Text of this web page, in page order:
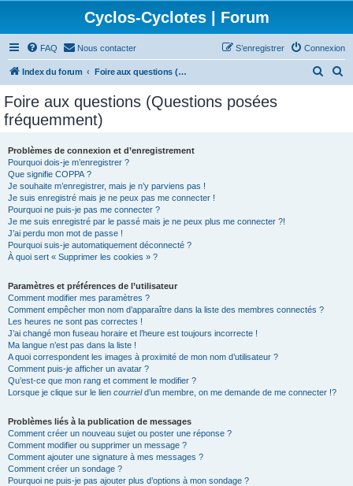
Cyclos-Cyclotes | Forum
FAQ Nous contacter Connexion
S’enregistrer
Index du forum Foire aux questions (Questions posées fréquemment)
Foire aux questions (Questions posées
fréquemment)
Problèmes de connexion et d’enregistrement
Pourquoi dois-je m’enregistrer ?
Que signifie COPPA ?
Je souhaite m’enregistrer, mais je n’y parviens pas !
Je suis enregistré mais je ne peux pas me connecter !
Pourquoi ne puis-je pas me connecter ?
Je me suis enregistré par le passé mais je ne peux plus me connecter ?!
J’ai perdu mon mot de passe !
Pourquoi suis-je automatiquement déconnecté ?
À quoi sert « Supprimer les cookies » ?
Paramètres et préférences de l’utilisateur
Comment modifier mes paramètres ?
Comment empêcher mon nom d’apparaître dans la liste des membres connectés ?
Les heures ne sont pas correctes !
J’ai changé mon fuseau horaire et l’heure est toujours incorrecte !
Ma langue n’est pas dans la liste !
A quoi correspondent les images à proximité de mon nom d’utilisateur ?
Comment puis-je afficher un avatar ?
Qu’est-ce que mon rang et comment le modifier ?
Lorsque je clique sur le lien courrield’un membre, on me demande de me connecter !?
Problèmes liés à la publication de messages
Comment créer un nouveau sujet ou poster une réponse ?
Comment modifier ou supprimer un message ?
Comment ajouter une signature à mes messages ?
Comment créer un sondage ?
Pourquoi ne puis-je pas ajouter plus d’options à mon sondage ?